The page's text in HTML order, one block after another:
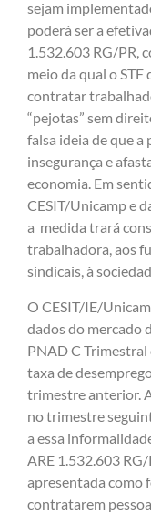
sejam
poderá ser a
1.532.603 RG/PR,
meio da qual o STF
contratar
“pejotas” sem
falsa ideia de que a
insegurança e
economia. Em
CESIT/Unicamp e
a medida trará
trabalhadora, aos
sindicais, à
O CESIT/IE/
dados do mercado
PNAD C Trimestral
taxa de
trimestre anterior.
no trimestre
a essa
ARE 1.532.603 RG/
apresentada como
contratarem